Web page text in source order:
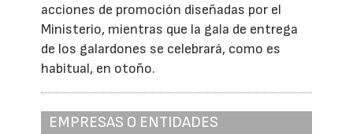
acciones de promoción diseñadas por el
Ministerio, mientras que la gala de entrega
de los galardones se celebrará, como es
habitual, en otoño.
EMPRESAS O ENTIDADES